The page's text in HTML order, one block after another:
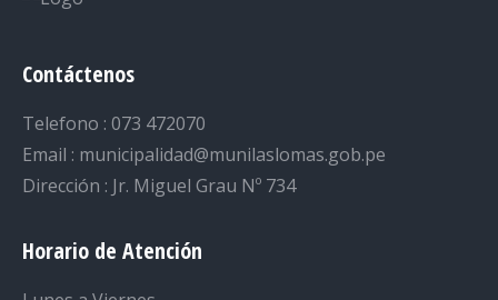
Contáctenos
Telefono : 073 472070
Email : municipalidad@munilaslomas.gob.pe
Dirección : Jr. Miguel Grau Nº 734
Horario de Atención